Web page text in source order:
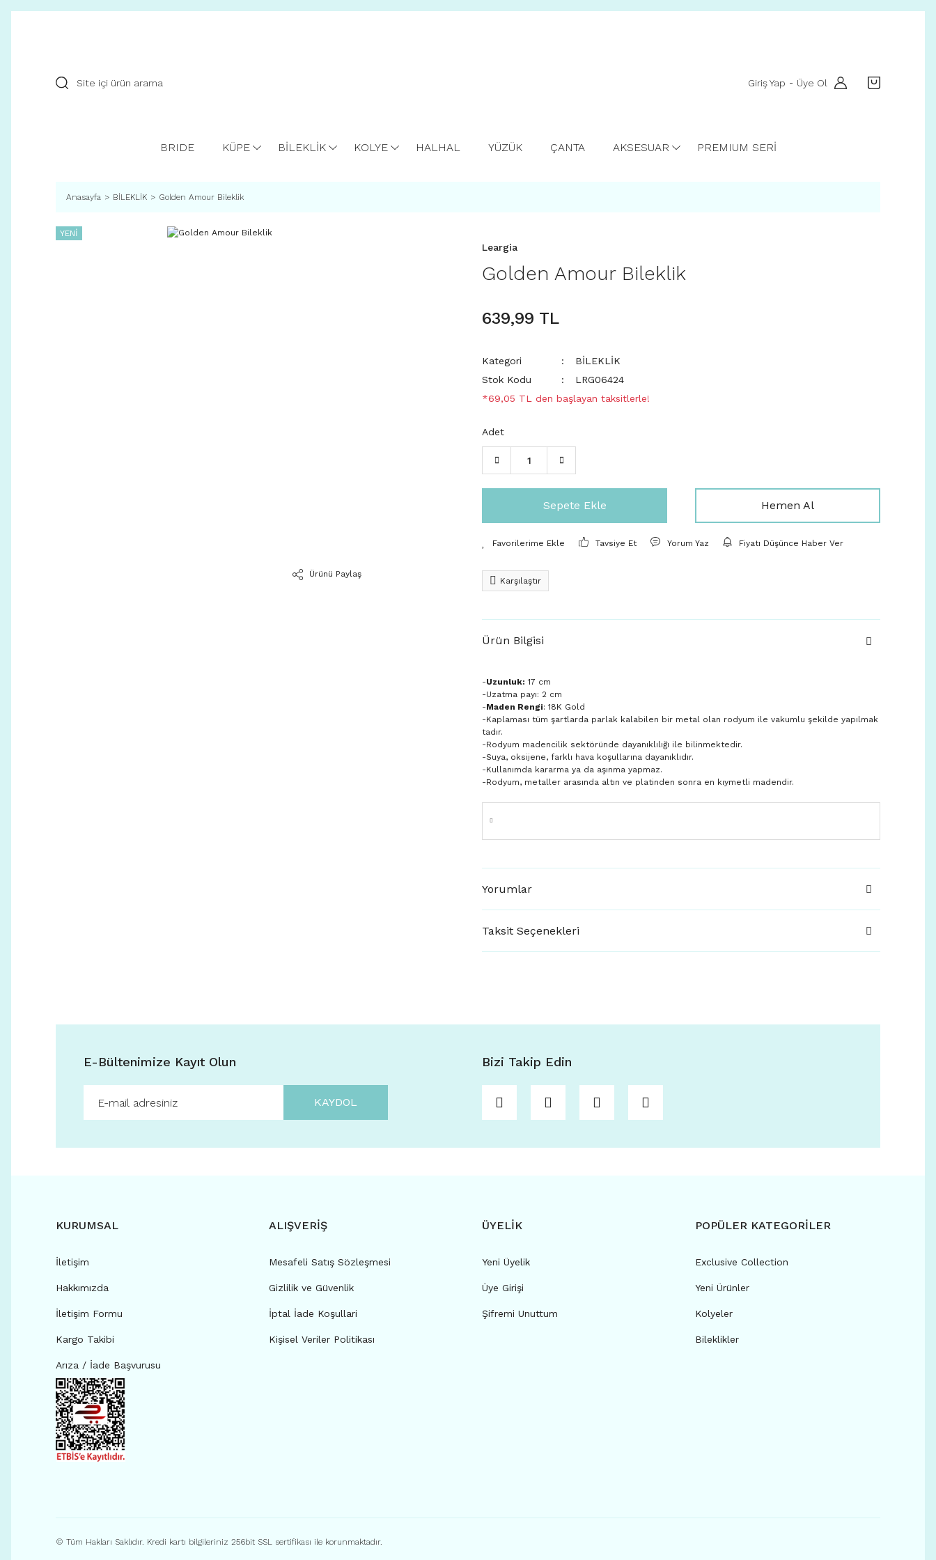
Giriş Yap - Üye Ol
BRIDE KÜPE BİLEKLİK KOLYE HALHAL YÜZÜK ÇANTA AKSESUAR PREMIUM SERİ
Anasayfa BİLEKLİK Golden Amour Bileklik
YENİ
Ürünü Paylaş
Leargia
Golden Amour Bileklik
639,99 TL
Kategori
BİLEKLİK
Stok Kodu
LRG06424
*69,05 TL den başlayan taksitlerle!
Adet
Sepete Ekle Hemen Al
Tavsiye Et Yorum Yaz Fiyatı Düşünce Haber Ver
Karşılaştır
Ürün Bilgisi
-Uzunluk: 17 cm
-Uzatma payı: 2 cm
-Maden Rengi: 18K Gold
-Kaplaması tüm şartlarda parlak kalabilen bir metal olan rodyum ile vakumlu şekilde yapılmak
tadır.
-Rodyum madencilik sektöründe dayanıklılığı ile bilinmektedir.
-Suya, oksijene, farklı hava koşullarına dayanıklıdır.
-Kullanımda kararma ya da aşınma yapmaz.
-Rodyum, metaller arasında altın ve platinden sonra en kıymetli madendir.
Yorumlar
Taksit Seçenekleri
E-Bültenimize Kayıt Olun
KAYDOL
Bizi Takip Edin
KURUMSAL
İletişim
Hakkımızda
İletişim Formu
Kargo Takibi
Arıza / İade Başvurusu
ALIŞVERİŞ
Mesafeli Satış Sözleşmesi
Gizlilik ve Güvenlik
İptal İade Koşullari
Kişisel Veriler Politikası
ÜYELİK
Yeni Üyelik
Üye Girişi
Şifremi Unuttum
POPÜLER KATEGORİLER
Exclusive Collection
Yeni Ürünler
Kolyeler
Bileklikler
© Tüm Hakları Saklıdır. Kredi kartı bilgileriniz 256bit SSL sertifikası ile korunmaktadır.